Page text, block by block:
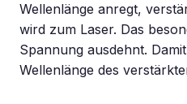
Wellenlänge anregt,
wird zum Laser. Das
Spannung ausdehnt.
Wellenlänge des